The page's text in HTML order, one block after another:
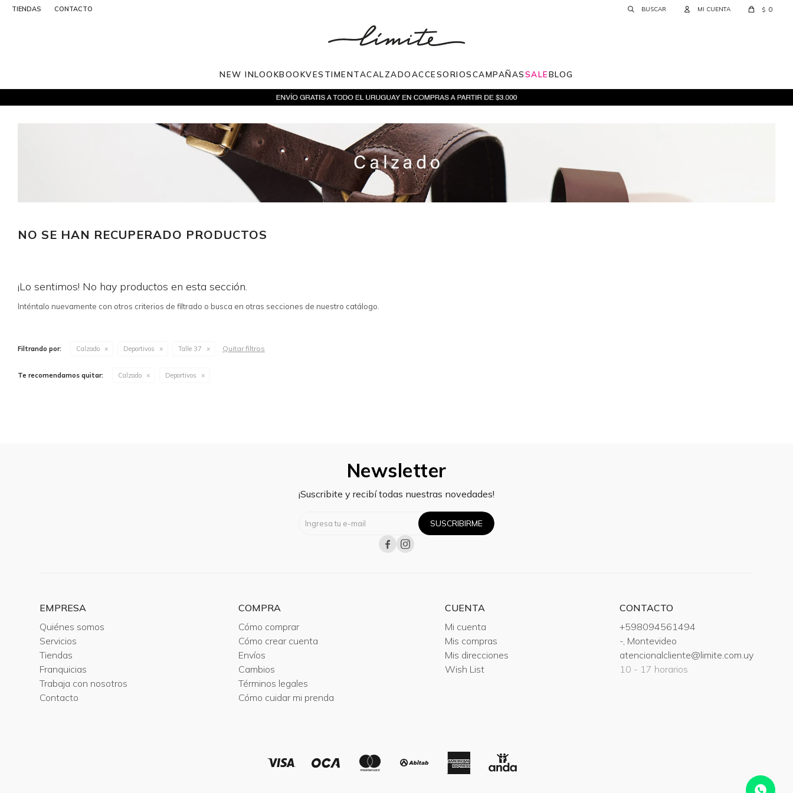
NEW INLOOKBOOKVESTIMENTACALZADOACCESORIOSCAMPAÑASSALEBLOG
TIENDAS CONTACTO $ 0
NO SE HAN RECUPERADO PRODUCTOS
¡Lo sentimos! No hay productos en esta sección.
Inténtalo nuevamente con otros criterios de filtrado o busca en otras secciones de nuestro catálogo.
Filtrando por: Calzado Deportivos Talle 37 Quitar filtros
Te recomendamos quitar: Calzado Deportivos
Newsletter
¡Suscribite y recibí todas nuestras novedades!
SUSCRIBIRME
 
EMPRESA
Quiénes somos
Servicios
Tiendas
Franquicias
Trabaja con nosotros
Contacto
COMPRA
Cómo comprar
Cómo crear cuenta
Envíos
Cambios
Términos legales
Cómo cuidar mi prenda
CUENTA
Mi cuenta
Mis compras
Mis direcciones
Wish List
CONTACTO
+598094561494
-, Montevideo
atencionalcliente@limite.com.uy
10 - 17 horarios